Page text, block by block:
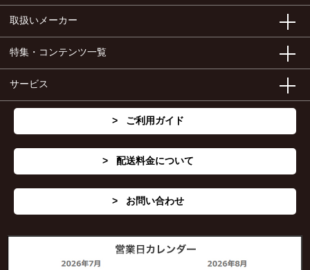
取扱いメーカー
特集・コンテンツ一覧
サービス
ご利用ガイド
配送料金について
お問い合わせ